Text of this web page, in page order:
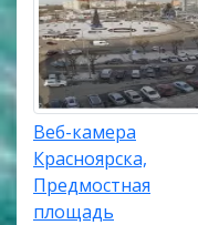
Веб-камера
Красноярска,
Предмостная
площадь